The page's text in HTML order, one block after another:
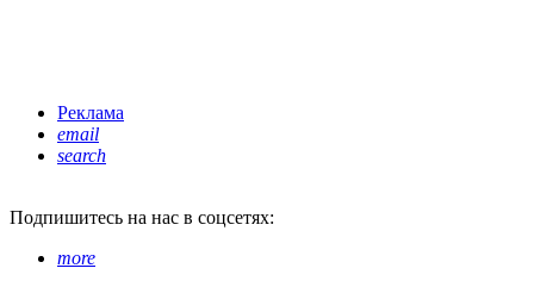
Реклама
email
search
Подпишитесь на нас в соцсетях:
more